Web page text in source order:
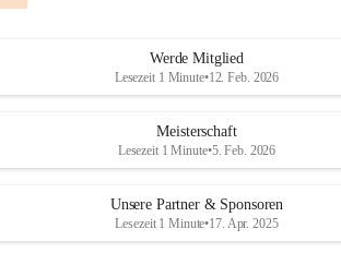
Werde Mitglied
Lesezeit 1 Minute•12. Feb. 2026
Meisterschaft
Lesezeit 1 Minute•5. Feb. 2026
Unsere Partner & Sponsoren
Lesezeit 1 Minute•17. Apr. 2025